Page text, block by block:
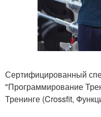
Сертифицированный
"Программирование
Тренинге (Crossfit,